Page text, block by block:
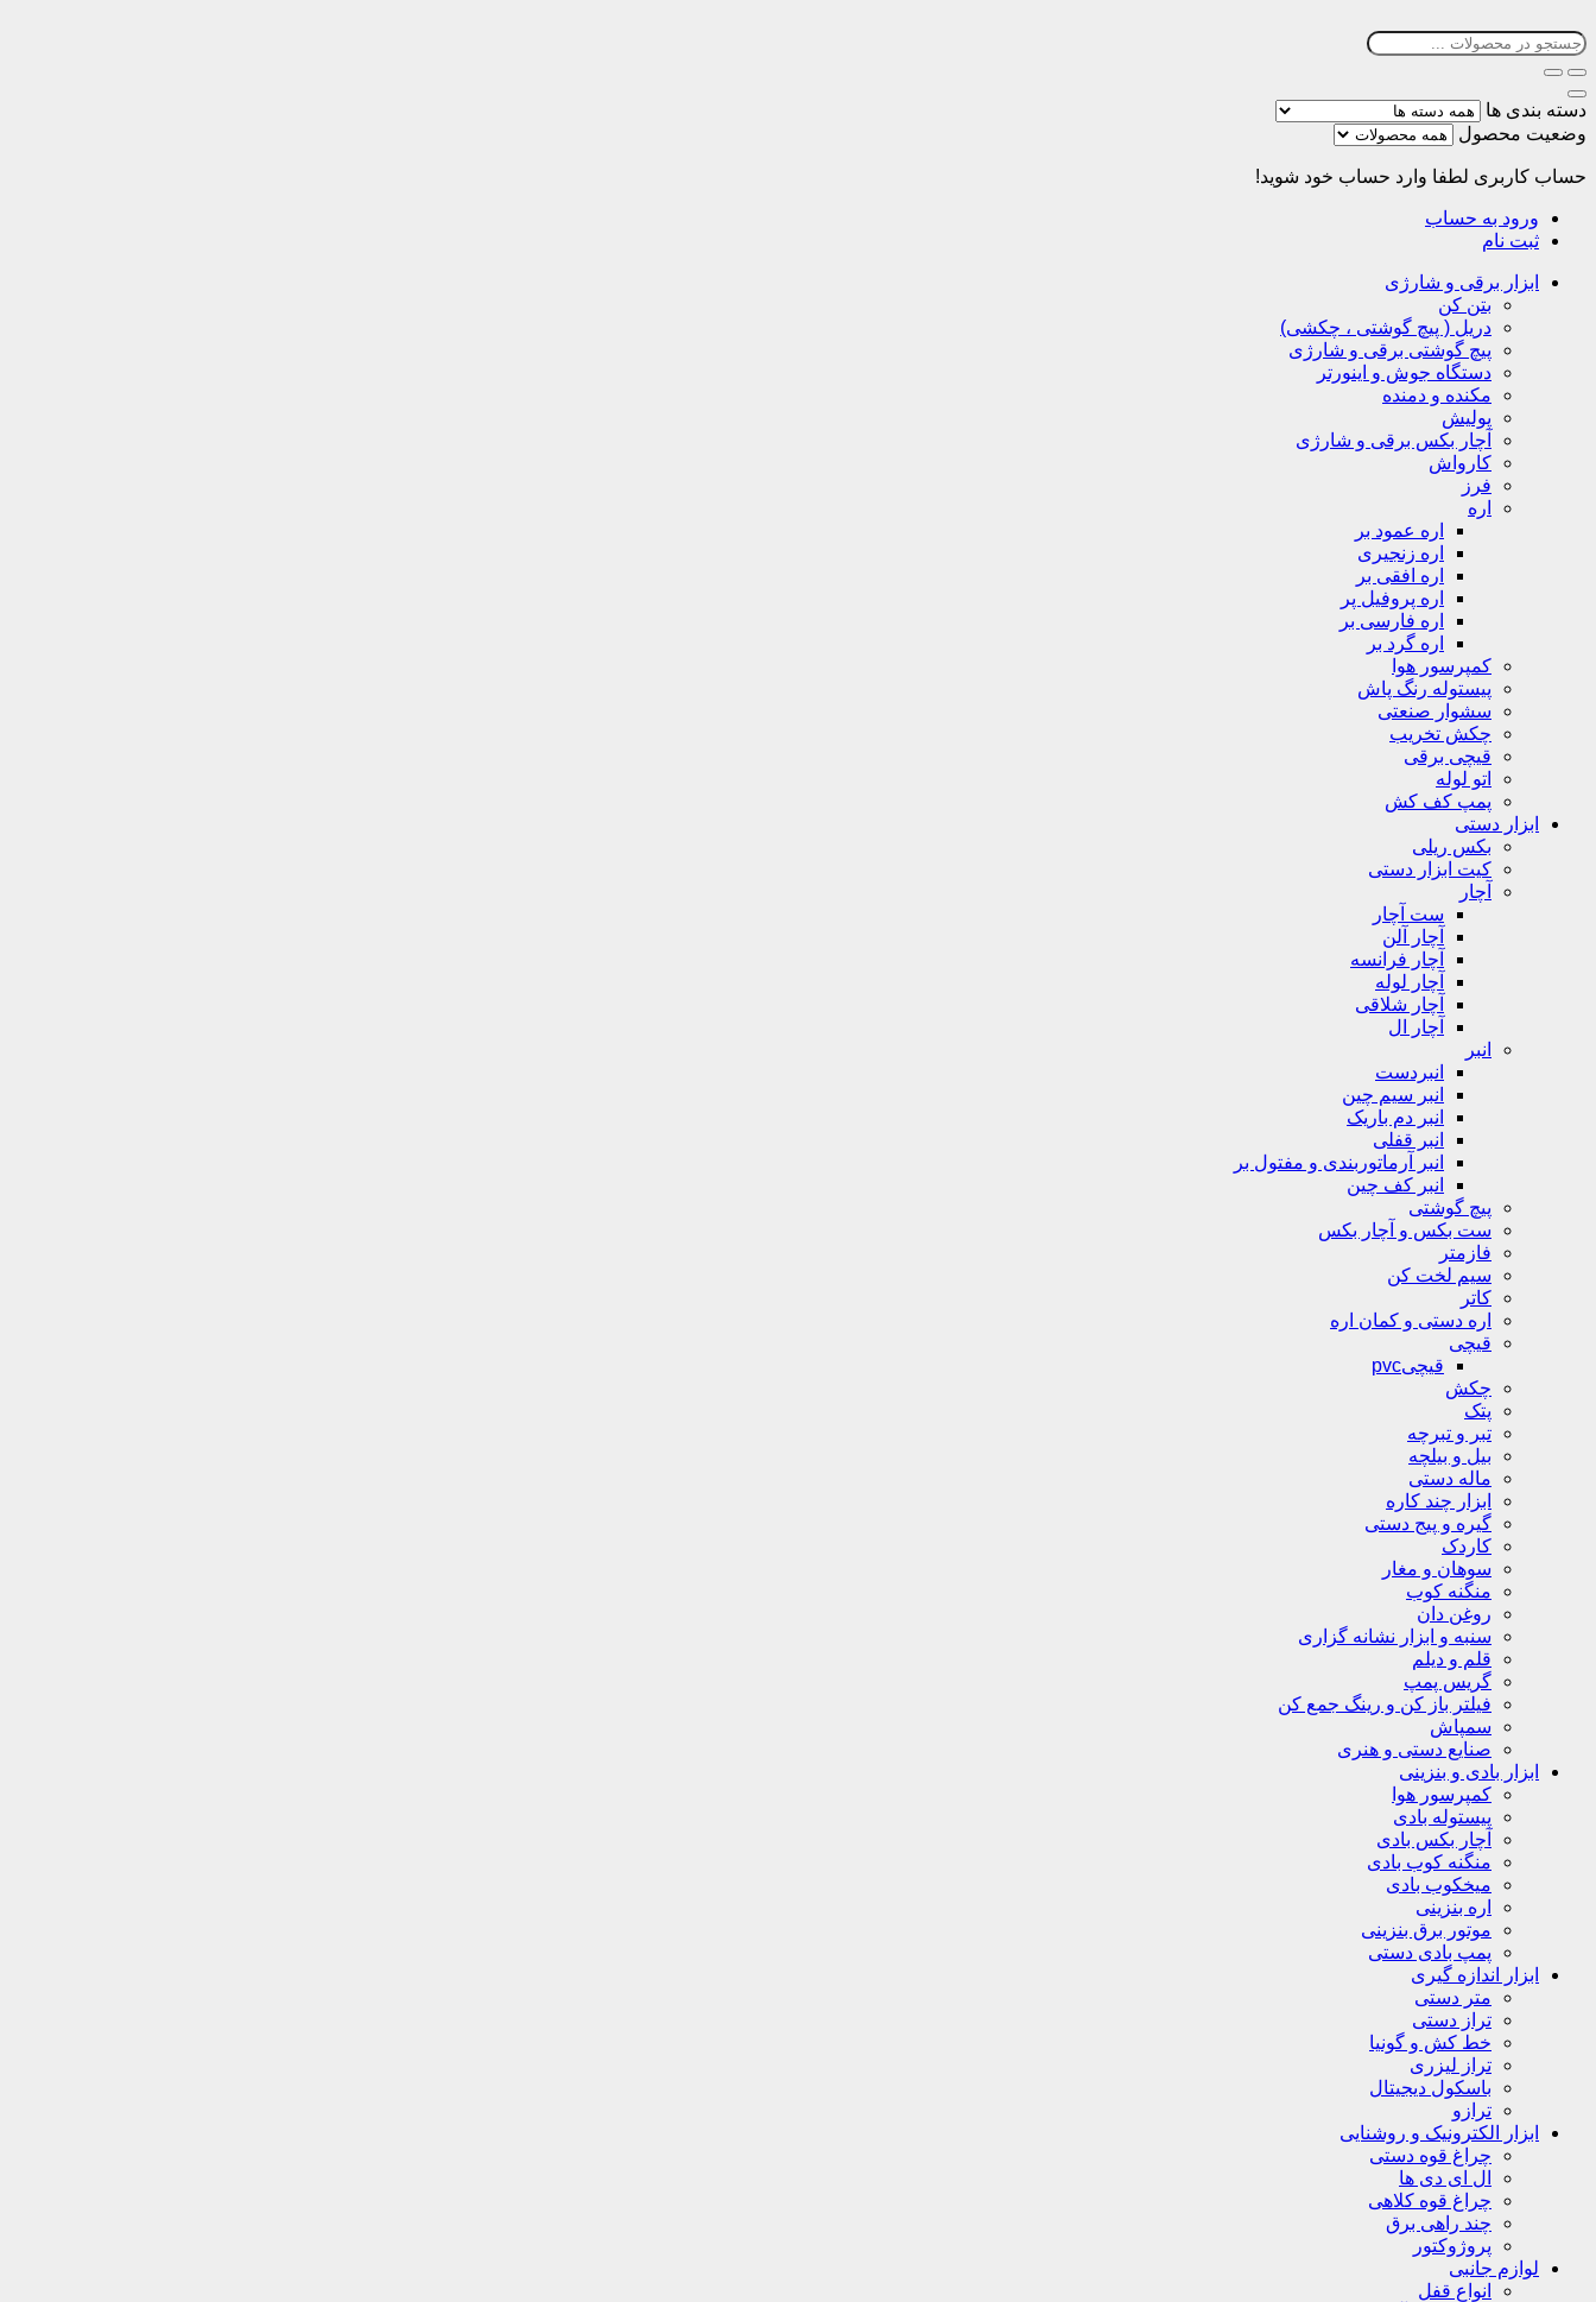
دسته بندی ها
وضعیت محصول
حساب کاربری لطفا وارد حساب خود شوید!
ورود به حساب
ثبت نام
ابزار برقی و شارژی
بتن کن
دریل ( پیچ گوشتی ، چکشی)
پیچ گوشتی برقی و شارژی
دستگاه جوش و اینورتر
مکنده و دمنده
پولیش
آچار بکس برقی و شارژی
کارواش
فرز
اره
اره عمود بر
اره زنجیری
اره افقی بر
اره پروفیل پر
اره فارسی بر
اره گرد بر
کمپرسور هوا
پیستوله رنگ پاش
سشوار صنعتی
چکش تخریب
قیچی برقی
اتو لوله
پمپ کف کش
ابزار دستی
بکس ریلی
کیت ابزار دستی
آچار
ست آچار
آچار آلن
آچار فرانسه
آچار لوله
آچار شلاقی
آچار ال
انبر
انبردست
انبر سیم چین
انبر دم باریک
انبر قفلی
انبر آرماتوربندی و مفتول بر
انبر کف چین
پیچ گوشتی
ست بکس و آچار بکس
فازمتر
سیم لخت کن
کاتر
اره دستی و کمان اره
قیچی
قیچیpvc
چکش
پتک
تبر و تبرچه
بیل و بیلچه
ماله دستی
ابزار چند کاره
گیره و پیج دستی
کاردک
سوهان و مغار
منگنه کوب
روغن دان
سنبه و ابزار نشانه گزاری
قلم و دیلم
گریس پمپ
فیلتر باز کن و رینگ جمع کن
سمپاش
صنایع دستی و هنری
ابزار بادی و بنزینی
کمپرسور هوا
پیستوله بادی
آچار بکس بادی
منگنه کوب بادی
میخکوب بادی
اره بنزینی
موتور برق بنزینی
پمپ بادی دستی
ابزار اندازه گیری
متر دستی
تراز دستی
خط کش و گونیا
تراز لیزری
باسکول دیجیتال
ترازو
ابزار الکترونیک و روشنایی
چراغ قوه دستی
ال ای دی ها
چراغ قوه کلاهی
چند راهی برق
پروژوکتور
لوازم جانبی
انواع قفل